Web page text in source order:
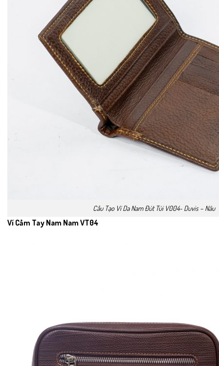
Cấu Tạo Ví Da Nam Đút Túi V004- Duvis – Nâu
Ví Cầm Tay Nam Nam VT04